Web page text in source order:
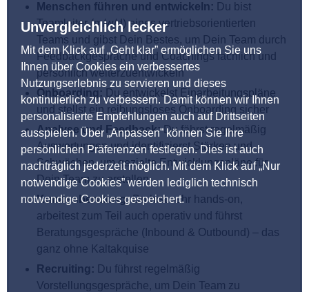
Unvergleichlich lecker
Mit dem Klick auf „Geht klar” ermöglichen Sie uns
Ihnen über Cookies ein verbessertes
Nutzungserlebnis zu servieren und dieses
kontinuierlich zu verbessern. Damit können wir Ihnen
personalisierte Empfehlungen auch auf Drittseiten
ausspielen. Über „Anpassen” können Sie Ihre
persönlichen Präferenzen festlegen. Dies ist auch
nachträglich jederzeit möglich. Mit dem Klick auf „Nur
notwendige Cookies” werden lediglich technisch
notwendige Cookies gespeichert.
Menschen führen und entwickeln: Du bist
Teamleiter (m/w/d) eines vertriebsorientierten
Teams und gibst Dein Bestes, um Dein Team durch
Feedbackgespräche und Coachings fachlich und
persönlich weiterzuentwickeln
Onboarding: Du entwickelst Einarbeitungspläne
und stellst ein reibungsloses Onboarding sicher
Analyse und Feedback:Du fährst regelmäßig
Auswertungen und identifizierst Stärken und
Schwächen, um gezielte Entwicklungspläne für
Dein Team zu erstellen
Kundenberatung:Du bist sehr hands-on,
arbeitest zum Teil auch operativ und führst
Beratungsgespräche (Inbound & Outbound) – das
ganz ohne Kaltakquise
Recruiting: Du führst regelmäßig
Vorstellungsgespräche, um Dein Team zu